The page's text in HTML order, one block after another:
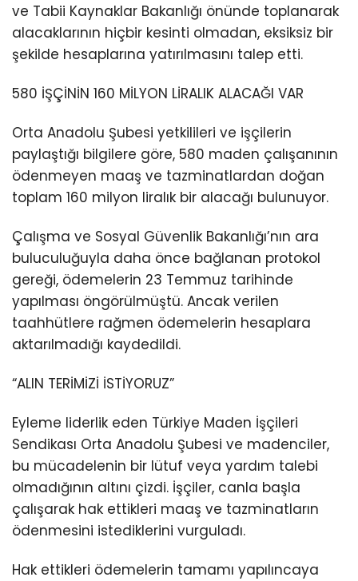
ve Tabii Kaynaklar Bakanlığı önünde toplanarak
alacaklarının hiçbir kesinti olmadan, eksiksiz bir
şekilde hesaplarına yatırılmasını talep etti.
580 İŞÇİNİN 160 MİLYON LİRALIK ALACAĞI VAR
Orta Anadolu Şubesi yetkilileri ve işçilerin
paylaştığı bilgilere göre, 580 maden çalışanının
ödenmeyen maaş ve tazminatlardan doğan
toplam 160 milyon liralık bir alacağı bulunuyor.
Çalışma ve Sosyal Güvenlik Bakanlığı’nın ara
buluculuğuyla daha önce bağlanan protokol
gereği, ödemelerin 23 Temmuz tarihinde
yapılması öngörülmüştü. Ancak verilen
taahhütlere rağmen ödemelerin hesaplara
aktarılmadığı kaydedildi.
“ALIN TERİMİZİ İSTİYORUZ”
Eyleme liderlik eden Türkiye Maden İşçileri
Sendikası Orta Anadolu Şubesi ve madenciler,
bu mücadelenin bir lütuf veya yardım talebi
olmadığının altını çizdi. İşçiler, canla başla
çalışarak hak ettikleri maaş ve tazminatların
ödenmesini istediklerini vurguladı.
Hak ettikleri ödemelerin tamamı yapılıncaya